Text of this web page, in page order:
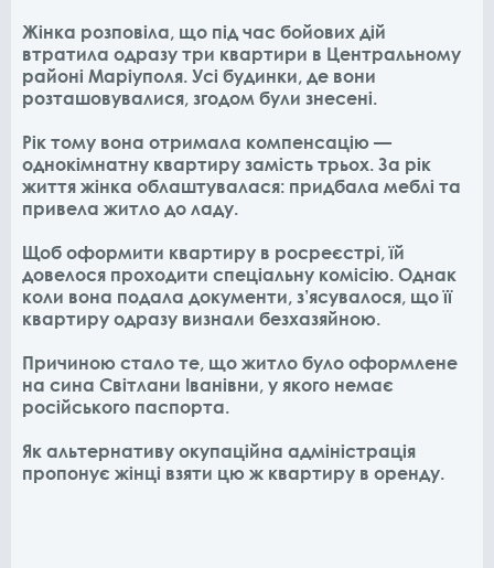
Жінка розповіла, що під час бойових дій
втратила одразу три квартири в Центральному
районі Маріуполя. Усі будинки, де вони
розташовувалися, згодом були знесені.
Рік тому вона отримала компенсацію —
однокімнатну квартиру замість трьох. За рік
життя жінка облаштувалася: придбала меблі та
привела житло до ладу.
Щоб оформити квартиру в росреєстрі, їй
довелося проходити спеціальну комісію. Однак
коли вона подала документи, з’ясувалося, що її
квартиру одразу визнали безхазяйною.
Причиною стало те, що житло було оформлене
на сина Світлани Іванівни, у якого немає
російського паспорта.
Як альтернативу окупаційна адміністрація
пропонує жінці взяти цю ж квартиру в оренду.